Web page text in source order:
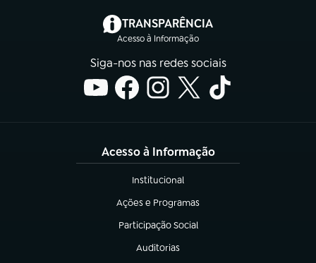
TRANSPARÊNCIA
Acesso à Informação
(abre em nova aba)
Siga-nos nas redes sociais
Acesso à Informação
Institucional
(abre em nova aba)
Ações e Programas
(abre em nova aba)
Participação Social
(abre em nova aba)
Auditorias
(abre em nova aba)